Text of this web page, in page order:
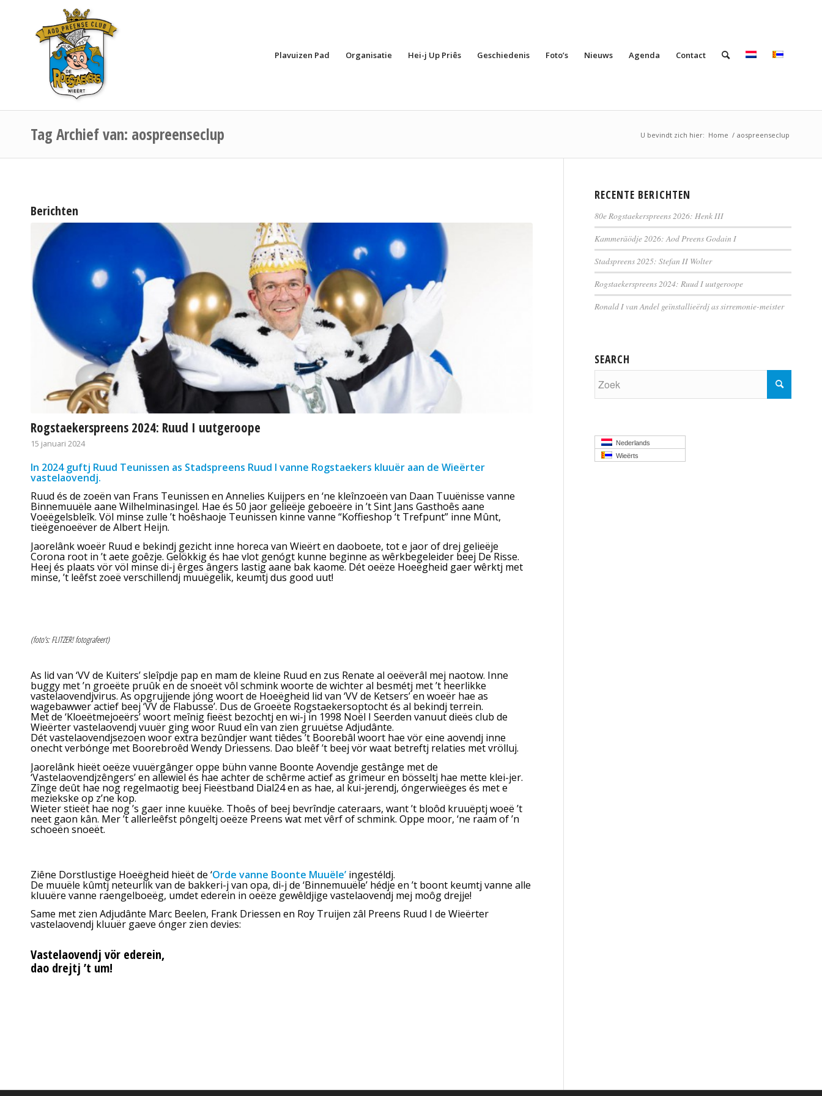
Plavuizen Pad Organisatie Hei-j Up Priês Geschiedenis Foto’s Nieuws Agenda Contact
Tag Archief van: aospreenseclup U bevindt zich hier: Home / aospreenseclup
Berichten
Rogstaekerspreens 2024: Ruud I uutgeroope
15 januari 2024
In 2024 guftj Ruud Teunissen as Stadspreens Ruud I vanne Rogstaekers kluuër aan de Wieërter
vastelaovendj.
Ruud és de zoeën van Frans Teunissen en Annelies Kuijpers en ‘ne kleînzoeën van Daan Tuuënisse vanne
Binnemuuële aane Wilhelminasingel. Hae és 50 jaor gelieëje geboeëre in ’t Sint Jans Gasthoês aane
Voeëgelsbleîk. Völ minse zulle ’t hoêshaoje Teunissen kinne vanne “Koffieshop ‘t Trefpunt” inne Mûnt,
tieëgenoeëver de Albert Heijn.
Jaorelânk woeër Ruud e bekindj gezicht inne horeca van Wieërt en daoboete, tot e jaor of drej gelieëje
Corona root in ’t aete goêzje. Gelökkig és hae vlot genógt kunne beginne as wêrkbegeleider beej De Risse.
Heej és plaats vör völ minse di-j êrges ângers lastig aane bak kaome. Dét oeëze Hoeëgheid gaer wêrktj met
minse, ’t leêfst zoeë verschillendj muuëgelik, keumtj dus good uut!
(foto’s: FLITZER! fotografeert)
As lid van ‘VV de Kuiters’ sleîpdje pap en mam de kleine Ruud en zus Renate al oeëverâl mej naotow. Inne
buggy met ’n groeëte pruûk en de snoeët vôl schmink woorte de wichter al besmétj met ’t heerlikke
vastelaovendjvirus. As opgrujjende jóng woort de Hoeëgheid lid van ‘VV de Ketsers’ en woeër hae as
wagebawwer actief beej ‘VV de Flabusse’. Dus de Groeëte Rogstaekersoptocht és al bekindj terrein.
Met de ‘Kloeëtmejoeërs’ woort meînig fieëst bezochtj en wi-j in 1998 Noël I Seerden vanuut dieës club de
Wieërter vastelaovendj vuuër ging woor Ruud eîn van zien gruuëtse Adjudânte.
Dét vastelaovendjsezoen woor extra bezûndjer want tiêdes ’t Boorebâl woort hae vör eine aovendj inne
onecht verbónge met Boorebroêd Wendy Driessens. Dao bleêf ’t beej vör waat betreftj relaties met vrölluj.
Jaorelânk hieët oeëze vuuërgânger oppe bühn vanne Boonte Aovendje gestânge met de
‘Vastelaovendjzêngers’ en allewiel és hae achter de schêrme actief as grimeur en bösseltj hae mette klei-jer.
Zînge deût hae nog regelmaotig beej Fieëstband Dial24 en as hae, al kui-jerendj, óngerwieëges és met e
meziekske op z’ne kop.
Wieter stieët hae nog ’s gaer inne kuuëke. Thoês of beej bevrîndje cateraars, want ’t bloôd kruuëptj woeë ’t
neet gaon kân. Mer ’t allerleêfst pôngeltj oeëze Preens wat met vêrf of schmink. Oppe moor, ‘ne raam of ’n
schoeën snoeët.
Ziêne Dorstlustige Hoeëgheid hieët de ‘Orde vanne Boonte Muuële’ ingestéldj.
De muuële kûmtj neteurlik van de bakkeri-j van opa, di-j de ‘Binnemuuële’ hédje en ’t boont keumtj vanne alle
kluuëre vanne raengelboeëg, umdet ederein in oeëze gewêldjige vastelaovendj mej moôg drejje!
Same met zien Adjudânte Marc Beelen, Frank Driessen en Roy Truijen zâl Preens Ruud I de Wieërter
vastelaovendj kluuër gaeve ónger zien devies:
Vastelaovendj vör ederein,
dao drejtj ’t um!
RECENTE BERICHTEN
80e Rogstaekerspreens 2026: Henk III
Kammeräödje 2026: Aod Preens Godain I
Stadspreens 2025: Stefan II Wolter
Rogstaekerspreens 2024: Ruud I uutgeroope
Ronald I van Andel geïnstallieërdj as sirremonie-meister
SEARCH
Nederlands
Wieërts